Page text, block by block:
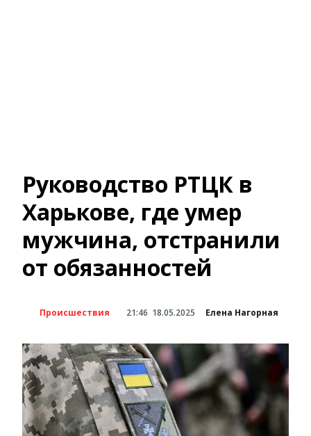
Руководство РТЦК в
Харькове, где умер
мужчина, отстранили
от обязанностей
Происшествия 21:46 18.05.2025 Елена Нагорная